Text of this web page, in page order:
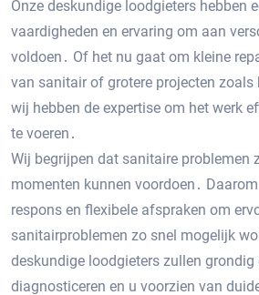
Onze deskundige loodgieters hebben
vaardigheden en ervaring om aan
voldoen․ Of het nu gaat om kleine
van sanitair of grotere projecten zoals
wij hebben de expertise om het werk
te voeren․
Wij begrijpen dat sanitaire problemen
momenten kunnen voordoen․
respons en flexibele afspraken om
sanitairproblemen zo snel mogelijk
deskundige loodgieters zullen grondig
diagnosticeren en u voorzien van